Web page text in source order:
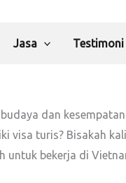
Jasa Testimoni
dan
visa turis? Bisakah
untuk bekerja di